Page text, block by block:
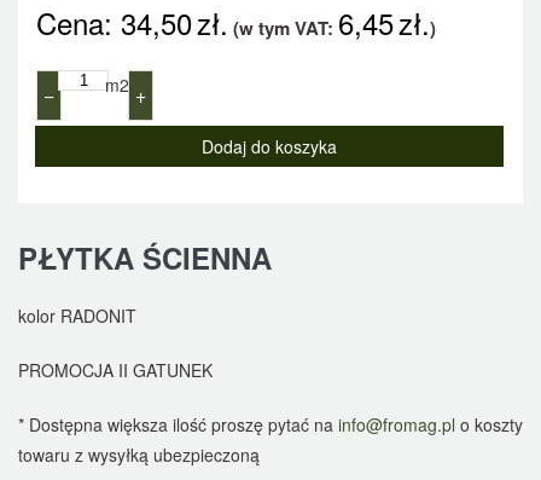
Cena: 34,50zł. (w tym VAT: 6,45zł.)
− m2 +
PŁYTKA ŚCIENNA
kolor RADONIT
PROMOCJA II GATUNEK
* Dostępna większa ilość proszę pytać na info@fromag.pl o koszty
towaru z wysyłką ubezpieczoną